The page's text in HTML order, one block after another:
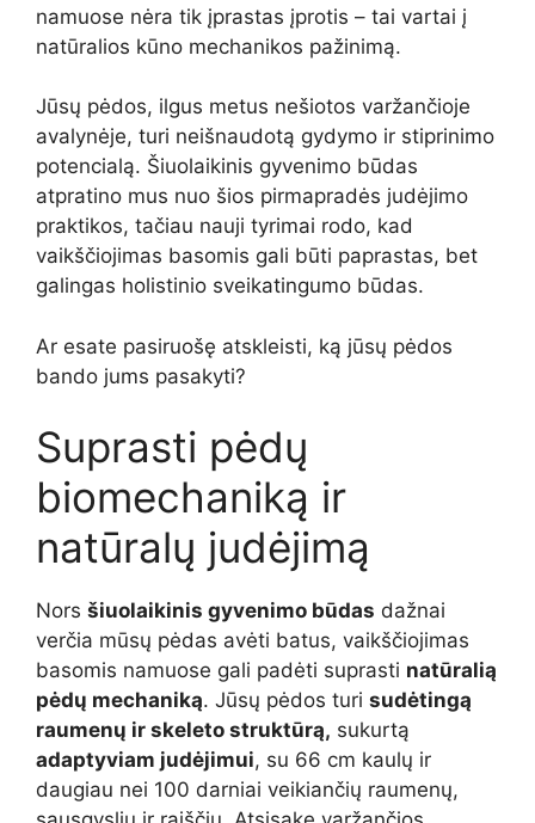
namuose nėra tik įprastas įprotis – tai vartai į
natūralios kūno mechanikos pažinimą.
Jūsų pėdos, ilgus metus nešiotos varžančioje
avalynėje, turi neišnaudotą gydymo ir stiprinimo
potencialą. Šiuolaikinis gyvenimo būdas
atpratino mus nuo šios pirmapradės judėjimo
praktikos, tačiau nauji tyrimai rodo, kad
vaikščiojimas basomis gali būti paprastas, bet
galingas holistinio sveikatingumo būdas.
Ar esate pasiruošę atskleisti, ką jūsų pėdos
bando jums pasakyti?
Suprasti pėdų
biomechaniką ir
natūralų judėjimą
Nors šiuolaikinis gyvenimo būdas dažnai
verčia mūsų pėdas avėti batus, vaikščiojimas
basomis namuose gali padėti suprasti natūralią
pėdų mechaniką. Jūsų pėdos turi sudėtingą
raumenų ir skeleto struktūrą, sukurtą
adaptyviam judėjimui, su 66 cm kaulų ir
daugiau nei 100 darniai veikiančių raumenų,